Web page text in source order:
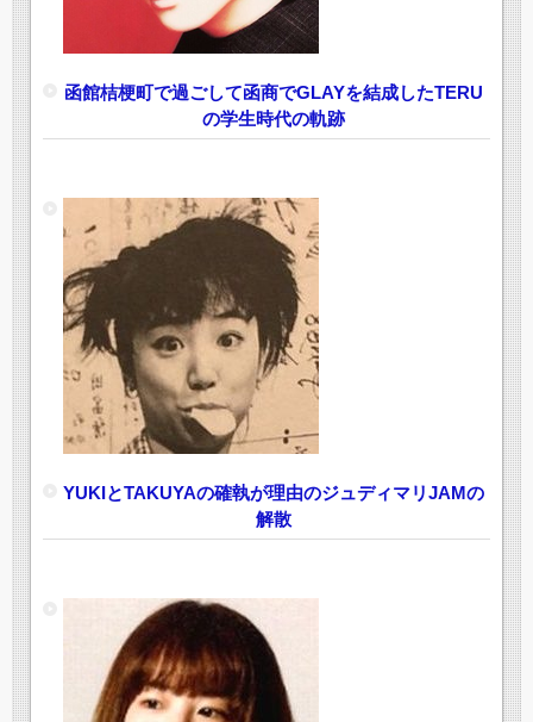
函館桔梗町で過ごして函商でGLAYを結成したTERU
の学生時代の軌跡
YUKIとTAKUYAの確執が理由のジュディマリJAMの
解散